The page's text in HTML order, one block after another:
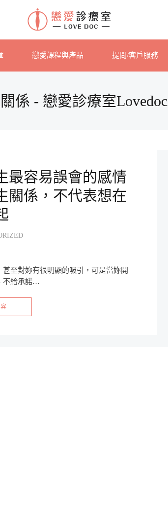
戀愛課程與產品 提問/客戶服務
係 - 戀愛診療室Lovedoc
最容易誤會的感情
關係，不代表想在
至對妳有很明顯的吸引，可是當妳開
不給承諾…